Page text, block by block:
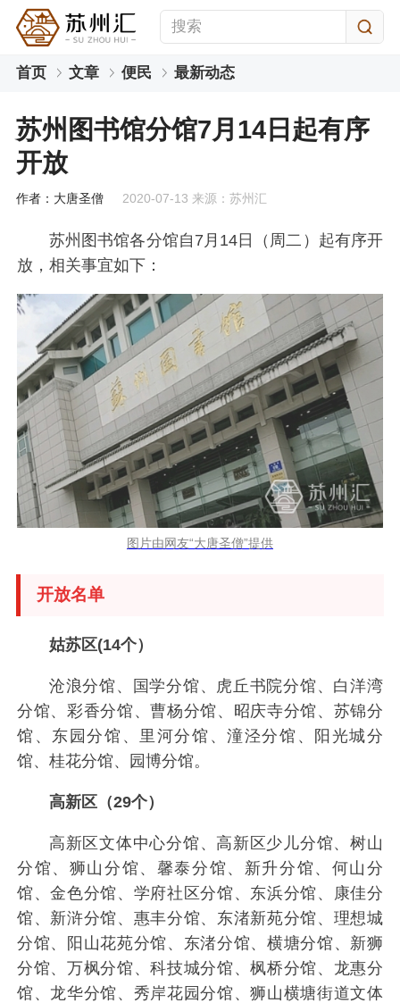
首页 文章 便民 最新动态
苏州图书馆分馆7月14日起有序
开放
作者：大唐圣僧 2020-07-13 来源：苏州汇
苏州图书馆各分馆自7月14日（周二）起有序开
放，相关事宜如下：
图片由网友“大唐圣僧”提供
开放名单
姑苏区(14个）
沧浪分馆、国学分馆、虎丘书院分馆、白洋湾
分馆、彩香分馆、曹杨分馆、昭庆寺分馆、苏锦分
馆、东园分馆、里河分馆、潼泾分馆、阳光城分
馆、桂花分馆、园博分馆。
高新区（29个）
高新区文体中心分馆、高新区少儿分馆、树山
分馆、狮山分馆、馨泰分馆、新升分馆、何山分
馆、金色分馆、学府社区分馆、东浜分馆、康佳分
馆、新浒分馆、惠丰分馆、东渚新苑分馆、理想城
分馆、阳山花苑分馆、东渚分馆、横塘分馆、新狮
分馆、万枫分馆、科技城分馆、枫桥分馆、龙惠分
馆、龙华分馆、秀岸花园分馆、狮山横塘街道文体